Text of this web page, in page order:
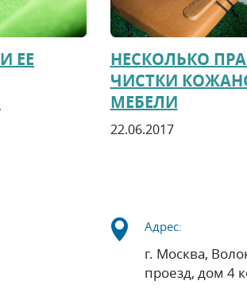
ЕЕ
НЕСКОЛЬКО
ЧИСТКИ
МЕБЕЛИ
22.06.2017
Адрес:
г. Москва,
проезд, дом 4